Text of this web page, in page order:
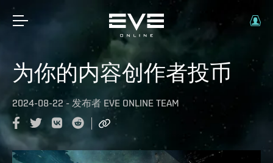
为你的内容创作者投币
2024-08-22 - 发布者 EVE ONLINE TEAM